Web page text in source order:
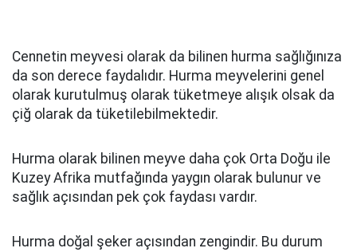
Cennetin meyvesi olarak da bilinen hurma sağlığınıza
da son derece faydalıdır. Hurma meyvelerini genel
olarak kurutulmuş olarak tüketmeye alışık olsak da
çiğ olarak da tüketilebilmektedir.
Hurma olarak bilinen meyve daha çok Orta Doğu ile
Kuzey Afrika mutfağında yaygın olarak bulunur ve
sağlık açısından pek çok faydası vardır.
Hurma doğal şeker açısından zengindir. Bu durum